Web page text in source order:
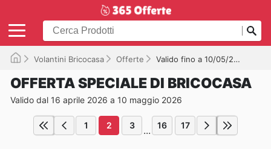
Volantini Bricocasa Offerte Valido fino a 10/05/2026
OFFERTA SPECIALE DI BRICOCASA
Valido dal 16 aprile 2026 a 10 maggio 2026
1 2 3 ... 16 17